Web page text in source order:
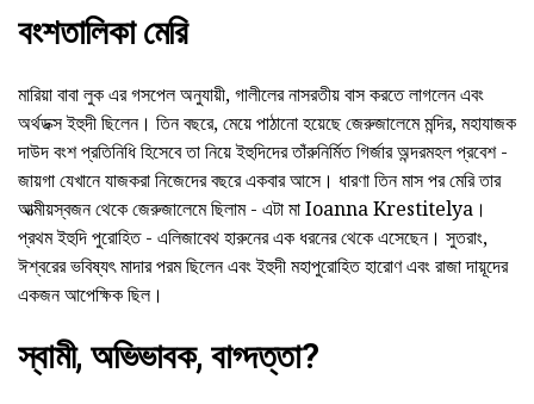
বংশতালিকা মেরি
মারিয়া বাবা লুক এর গসপেল অনুযায়ী, গালীলের নাসরতীয় বাস করতে লাগলেন এবং
অর্থডক্স ইহুদী ছিলেন। তিন বছরে, মেয়ে পাঠানো হয়েছে জেরুজালেমে মন্দির, মহাযাজক
দাউদ বংশ প্রতিনিধি হিসেবে তা নিয়ে ইহুদিদের তাঁরুনির্মিত গির্জার অন্দরমহল প্রবেশ -
জায়গা যেখানে যাজকরা নিজেদের বছরে একবার আসে। ধারণা তিন মাস পর মেরি তার
আত্মীয়স্বজন থেকে জেরুজালেমে ছিলাম - এটা মা Ioanna Krestitelya।
প্রথম ইহুদি পুরোহিত - এলিজাবেথ হারুনের এক ধরনের থেকে এসেছেন। সুতরাং,
ঈশ্বরের ভবিষ্যৎ মাদার পরম ছিলেন এবং ইহুদী মহাপুরোহিত হারোণ এবং রাজা দায়ূদের
একজন আপেক্ষিক ছিল।
স্বামী, অভিভাবক, বাগ্দত্তা?